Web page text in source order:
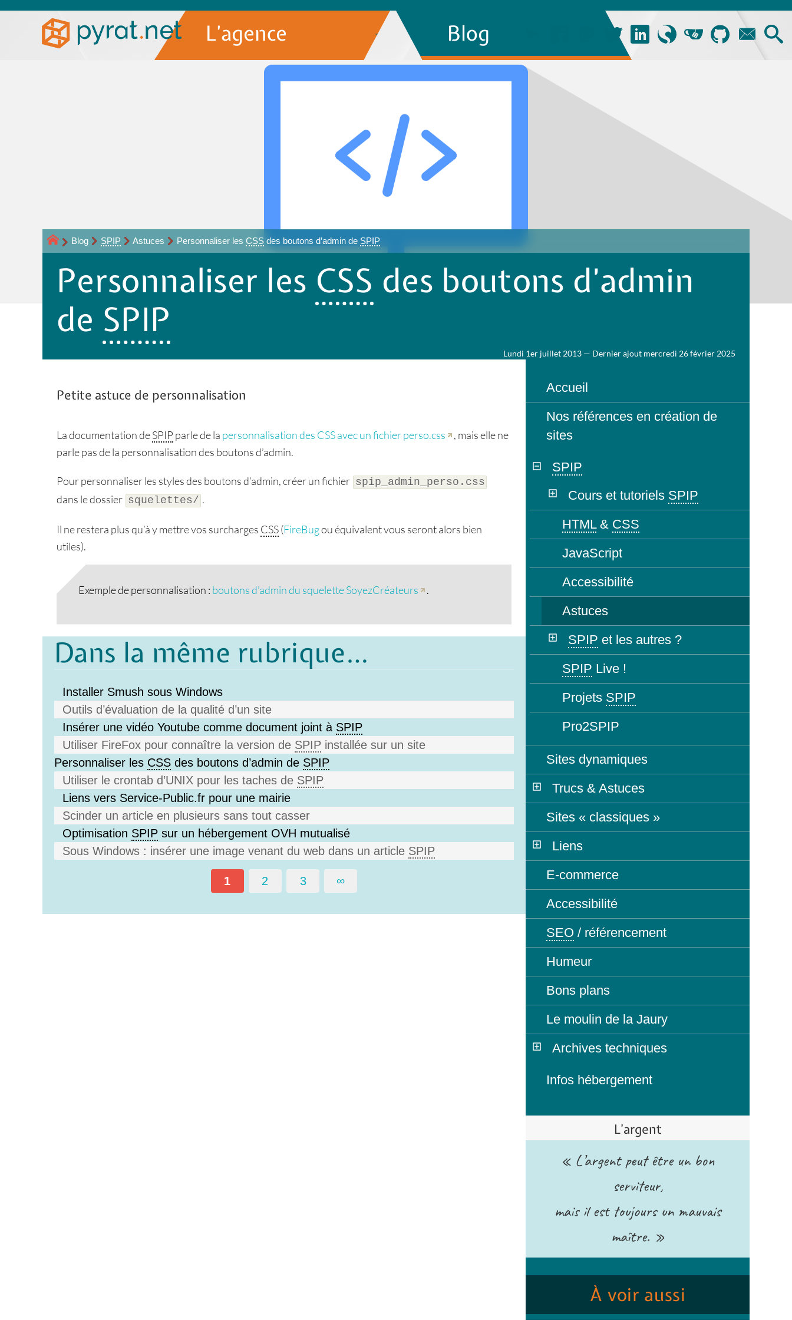
L’agence Blog
Blog SPIP Astuces Personnaliser les CSS des boutons d’admin de SPIP
Personnaliser les CSS des boutons d’admin
de SPIP
Lundi 1er juillet 2013 — Dernier ajout mercredi 26 février 2025
Petite astuce de personnalisation
La documentation deSPIP parle de la personnalisation des CSS avec un fichier perso.css
, mais elle ne
parle pas de la personnalisation des boutons d’admin.
Pour personnaliser les styles des boutons d’admin, créer un fichier spip_admin_perso.css
dans le dossier squelettes/ .
Il ne restera plus qu’à y mettre vos surcharges CSS(FireBugou équivalent vous seront alors bien
utiles).
Exemple de personnalisation : boutons d’admin du squelette SoyezCréateurs .
Dans la même rubrique…
Installer Smush sous Windows
Outils d’évaluation de la qualité d’un site
Insérer une vidéo Youtube comme document joint à SPIP
Utiliser FireFox pour connaître la version de SPIP installée sur un site
Personnaliser les CSS des boutons d’admin de SPIP
Utiliser le crontab d’UNIX pour les taches de SPIP
Liens vers Service-Public.fr pour une mairie
Scinder un article en plusieurs sans tout casser
Optimisation SPIP sur un hébergement OVH mutualisé
Sous Windows : insérer une image venant du web dans un article SPIP
1 2 3 ∞
Accueil
Nos références en création de
sites
SPIP
Cours et tutoriels SPIP
HTML& CSS
JavaScript
Accessibilité
Astuces
SPIP et les autres ?
SPIP Live !
Projets SPIP
Pro2SPIP
Sites dynamiques
Trucs & Astuces
Sites « classiques »
Liens
E-commerce
Accessibilité
SEO / référencement
Humeur
Bons plans
Le moulin de la Jaury
Archives techniques
Infos hébergement
L’argent
« L’argent peut être un bon
serviteur,
mais il est toujours un mauvais
maître. »
À voir aussi